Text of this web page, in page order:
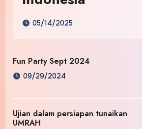
05/14/2025
Fun Party Sept 2024
09/29/2024
Ujian dalam persiapan tunaikan
UMRAH